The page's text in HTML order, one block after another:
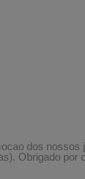
dos
Obrigado